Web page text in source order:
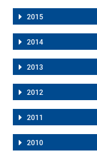
2015
2014
2013
2012
2011
2010